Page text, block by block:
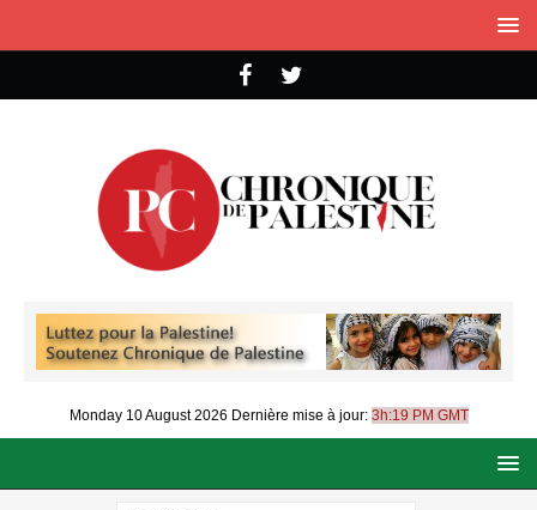
Monday 10 August 2026 Dernière mise à jour: 3h:19 PM GMT